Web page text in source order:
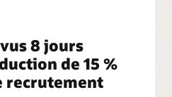
8 jours
de 15 %
recrutement